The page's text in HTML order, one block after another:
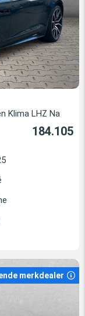
Klima LHZ Na
184.105
merkdealer